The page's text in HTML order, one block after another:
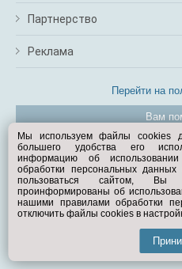
Партнерство
Реклама
Перейти на
Вам
© Exist.ru
Мы используем файлы cookies
большего удобства его
информацию об
обработки персональных
пользоваться сайтом, Вы
проинформированы об
нашими правилами обработки
отключить файлы cookies в